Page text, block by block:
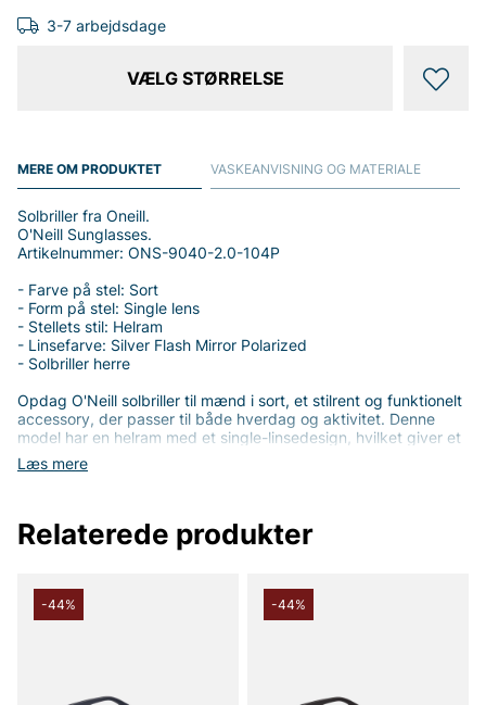
3-7 arbejdsdage
VÆLG STØRRELSE
MERE OM PRODUKTET
Læs mere
Solbriller fra Oneill.
O'Neill Sunglasses.
Artikelnummer: ONS-9040-2.0-104P
- Farve på stel: Sort
- Form på stel: Single lens
- Stellets stil: Helram
- Linsefarve: Silver Flash Mirror Polarized
- Solbriller herre
Opdag O'Neill solbriller til mænd i sort, et stilrent og funktionelt
accessory, der passer til både hverdag og aktivitet. Denne
model har en helram med et single-linsedesign, hvilket giver et
slankt og moderne udtryk, samtidig med at det gør outfittet
rent og selvsikkert. Den sorte stel tilføjer en klassisk elegance,
Linsen er Silver Flash Mirror Polarized, hvilket ikke kun ser
effektivt ud, men også giver reelle fordele i stærkt lys.
blændende overflader, samtidig med at farverne gengives
bedre for tydeligere syn. Denne kombination af farve og
funktion giver dig bedre komfort og skarphed, når du er ude i
længere perioder. Denne model fra O'Neill forener sporty
VASKEANVISNING OG MATERIALE
Relaterede produkter
-44% -44%